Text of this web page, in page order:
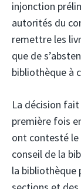
injonction
autorités du
remettre les
que de
bibliothèque à
La décision
première fois
ont contesté
conseil de la
la bibliothèque